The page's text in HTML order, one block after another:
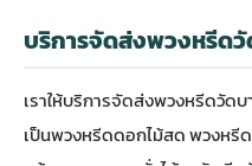
บริการจัดส่งพวงหรีด
เราให้บริการจัดส่งพวงหรีดวัดบ
เป็นพวงหรีดดอกไม้สด พวงห